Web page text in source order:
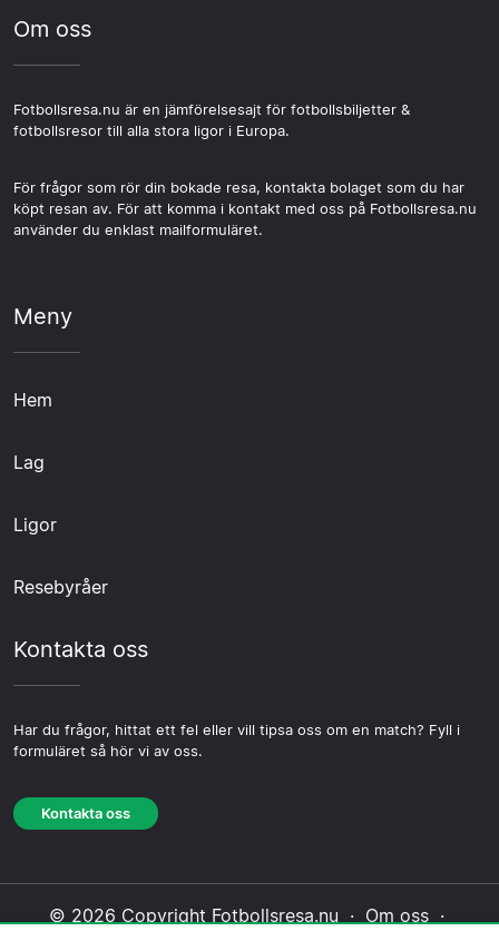
Om oss
Fotbollsresa.nu är en jämförelsesajt för fotbollsbiljetter &
fotbollsresor till alla stora ligor i Europa.
För frågor som rör din bokade resa, kontakta bolaget som du har
köpt resan av. För att komma i kontakt med oss på Fotbollsresa.nu
använder du enklast mailformuläret.
Meny
Hem
Lag
Ligor
Resebyråer
Kontakta oss
Har du frågor, hittat ett fel eller vill tipsa oss om en match? Fyll i
formuläret så hör vi av oss.
Kontakta oss
© 2026 Copyright Fotbollsresa.nu · Om oss ·